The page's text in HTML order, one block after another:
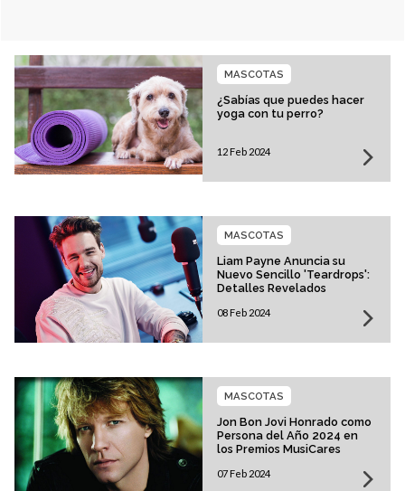
¿Sabías que puedes hacer
yoga con tu perro?
MASCOTAS
12 Feb 2024
Liam Payne Anuncia su
Nuevo Sencillo 'Teardrops':
Detalles Revelados
MASCOTAS
08 Feb 2024
Jon Bon Jovi Honrado como
Persona del Año 2024 en
los Premios MusiCares
MASCOTAS
07 Feb 2024